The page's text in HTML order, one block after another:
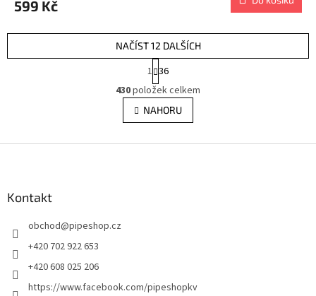
599 Kč
O
v
l
á
p
NAČÍST 12 DALŠÍCH
t
r
á
n
k
v
1 36
430položek celkem
NAHORU
Kontakt
obchod@pipeshop.cz
+420 702 922 653
+420 608 025 206
https://www.facebook.com/pipeshopkv